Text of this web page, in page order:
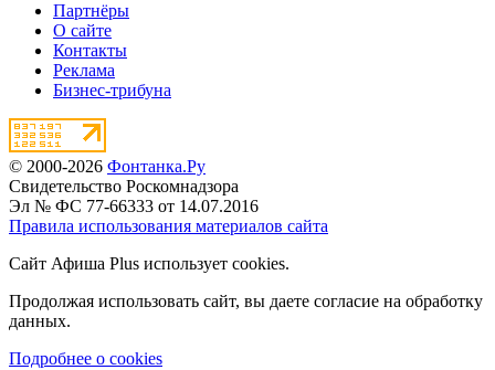
Партнёры
О сайте
Контакты
Реклама
Бизнес-трибуна
© 2000-2026 Фонтанка.Ру
Свидетельство Роскомнадзора
Эл № ФС 77-66333 от 14.07.2016
Правила использования материалов сайта
Сайт Афиша Plus использует cookies.
Продолжая использовать сайт, вы даете согласие на обработку
данных.
Подробнее о cookies